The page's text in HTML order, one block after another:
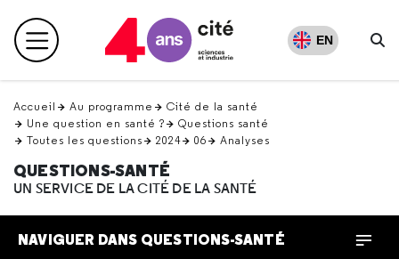
en
haut Menu principal EN
Accueil Au programme
Cité de la santé
Une question en santé ?
Questions santé
Toutes les questions
2024 06 Analyses
QUESTIONS-SANTÉ
UN SERVICE DE LA CITÉ DE LA SANTÉ
NAVIGUER DANS QUESTIONS-SANTÉ